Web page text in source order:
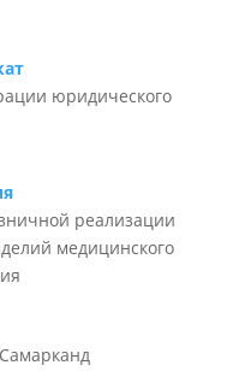
юридического
реализации
медицинского